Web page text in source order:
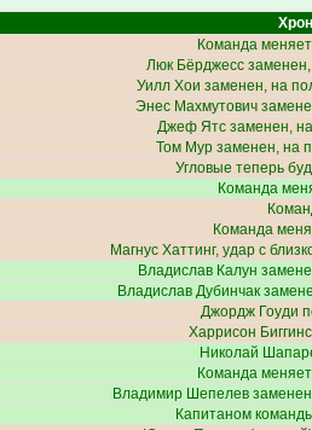
Команда
Люк Бёрджесс
Уилл Хои заменен, на
Энес Махмутович
Джеф Ятс заменен,
Том Мур заменен, на
Угловые теперь
Команда
Команда
Магнус Хаттинг, удар с
Владислав Калун
Владислав Дубинчак
Джордж Гоуди
Харрисон Биггинс
Николай
Команда
Владимир Шепелев
Капитаном